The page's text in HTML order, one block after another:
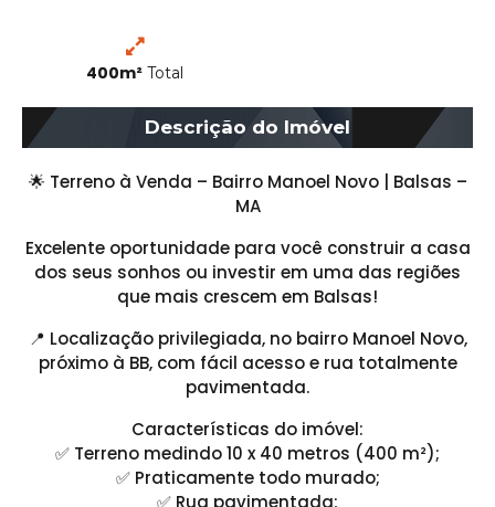
400m² Total
Descrição do Imóvel
🌟 Terreno à Venda – Bairro Manoel Novo | Balsas –
MA
Excelente oportunidade para você construir a casa
dos seus sonhos ou investir em uma das regiões
que mais crescem em Balsas!
📍 Localização privilegiada, no bairro Manoel Novo,
próximo à BB, com fácil acesso e rua totalmente
pavimentada.
Características do imóvel:
✅ Terreno medindo 10 x 40 metros (400 m²);
✅ Praticamente todo murado;
✅ Rua pavimentada;